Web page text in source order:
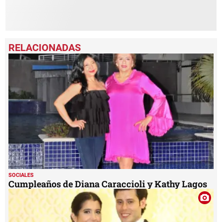
SOCIALES
Cumpleaños de Diana Caraccioli y Kathy Lagos